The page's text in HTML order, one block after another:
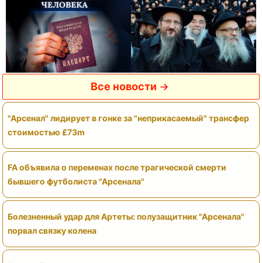
Все новости
"Арсенал" лидирует в гонке за "неприкасаемый" трансфер
стоимостью £73m
FA объявила о переменах после трагической смерти
бывшего футболиста "Арсенала"
Болезненный удар для Артеты: полузащитник "Арсенала"
порвал связку колена